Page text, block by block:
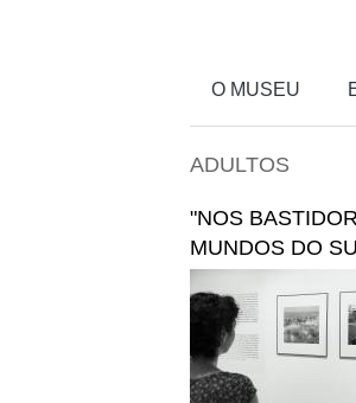
O MUSEU
ADULTOS
"NOS
MUNDOS DO